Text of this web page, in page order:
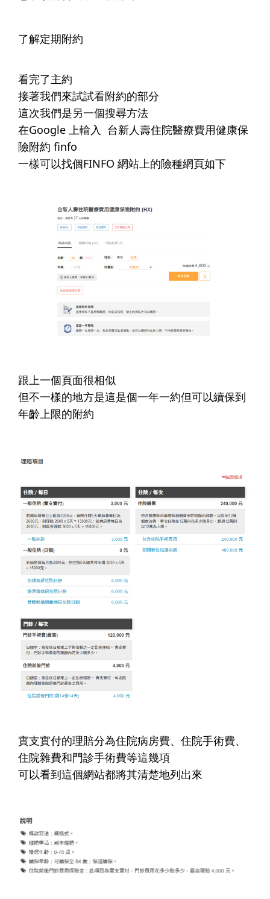
了解定期附約
看完了主約
接著我們來試試看附約的部分
這次我們是另一個搜尋方法
在Google 上輸入 ​ 台新人壽住院醫療費用健康保
險附約 finfo
一樣可以找個FINFO 網站上的險種網頁如下
跟上一個頁面很相似
但不一樣的地方是這是個一年一約但可以續保到
年齡上限的附約
實支實付的理賠分為住院病房費、住院手術費、
住院雜費和門診手術費等這幾項
可以看到這個網站都將其清楚地列出來